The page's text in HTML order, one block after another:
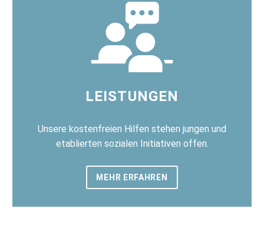
LEISTUNGEN
Unsere kostenfreien Hilfen stehen jungen und
etablierten sozialen Initiativen offen.
MEHR ERFAHREN